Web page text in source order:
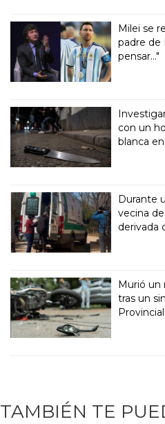
Milei se
padre de
pensar..."
con un
blanca
Durante
vecina
derivada
Murió un
tras un
Provincial
TAMBIÉN TE